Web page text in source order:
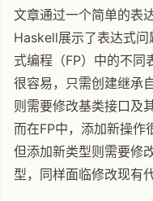
文章通过一个简单的表
Haskell展示了表达式
式编程（FP）中的不同
很容易，只需创建继承
则需要修改基类接口及
而在FP中，添加新操作
但添加新类型则需要修
型，同样面临修改现有